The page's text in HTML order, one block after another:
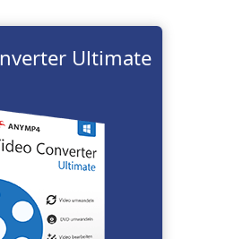
Ultimate